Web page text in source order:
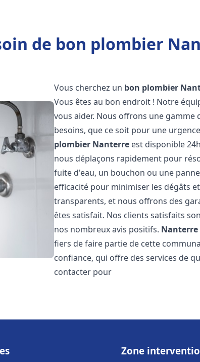
de bon plombier
Vous cherchez un bon plombier
Vous êtes au bon endroit ! Notre
vous aider. Nous offrons une
besoins, que ce soit pour une
plombier Nanterre est disponible
nous déplaçons rapidement pour
fuite d'eau, un bouchon ou une
efficacité pour minimiser les dégâts
transparents, et nous offrons des
êtes satisfait. Nos clients satisfaits
nos nombreux avis positifs. Nanterre
fiers de faire partie de cette
confiance, qui offre des services de
contacter pour
Zone